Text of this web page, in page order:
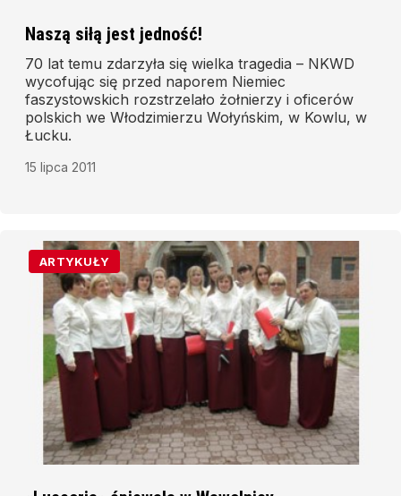
Naszą siłą jest jedność!
70 lat temu zdarzyła się wielka tragedia – NKWD
wycofując się przed naporem Niemiec
faszystowskich rozstrzelało żołnierzy i oficerów
polskich we Włodzimierzu Wołyńskim, w Kowlu, w
Łucku.
15 lipca 2011
ARTYKUŁY